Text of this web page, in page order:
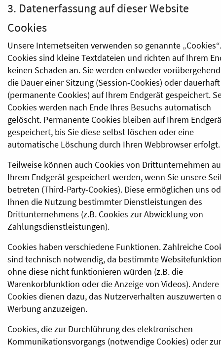
3. Datenerfassung auf dieser Website
Cookies
Unsere Internetseiten verwenden so genannte „Cookies“.
Cookies sind kleine Textdateien und richten auf Ihrem
keinen Schaden an. Sie werden entweder
die Dauer einer Sitzung (Session-Cookies) oder dauerhaft
(permanente Cookies) auf Ihrem Endgerät gespeichert.
Cookies werden nach Ende Ihres Besuchs automatisch
gelöscht. Permanente Cookies bleiben auf Ihrem
gespeichert, bis Sie diese selbst löschen oder eine
automatische Löschung durch Ihren Webbrowser erfolgt.
Teilweise können auch Cookies von Drittunternehmen
Ihrem Endgerät gespeichert werden, wenn Sie unsere
betreten (Third-Party-Cookies). Diese ermöglichen uns
Ihnen die Nutzung bestimmter Dienstleistungen des
Drittunternehmens (z.B. Cookies zur Abwicklung von
Zahlungsdienstleistungen).
Cookies haben verschiedene Funktionen. Zahlreiche
sind technisch notwendig, da bestimmte
ohne diese nicht funktionieren würden (z.B. die
Warenkorbfunktion oder die Anzeige von Videos). Andere
Cookies dienen dazu, das Nutzerverhalten auszuwerten
Werbung anzuzeigen.
Cookies, die zur Durchführung des elektronischen
Kommunikationsvorgangs (notwendige Cookies) oder zur